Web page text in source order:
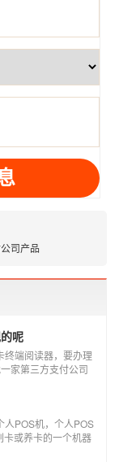
司产品
呢
终端阅读器，要办理
家第三方支付公司
人POS机，个人POS
或养卡的一个机器